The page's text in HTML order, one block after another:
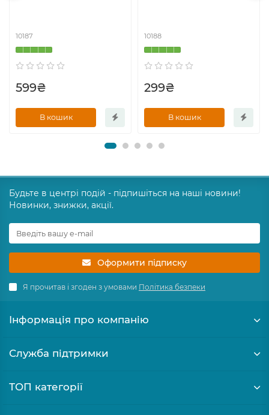
10187
599₴
В кошик
10188
299₴
В кошик
Будьте в центрі подій - підпишіться на наші новини!
Новинки, знижки, акції.
Оформити підписку
Я прочитав і згоден з умовами Політика безпеки
Інформація про компанію
Служба підтримки
ТОП категорії